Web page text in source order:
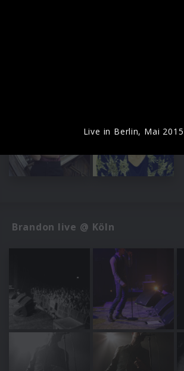
Brandon live @ Köln
Live in Berlin, Mai 2015